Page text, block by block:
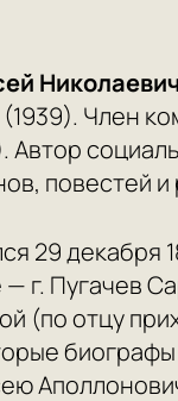
Член
Автор
повестей и
29 декабря
г. Пугачев
(по отцу